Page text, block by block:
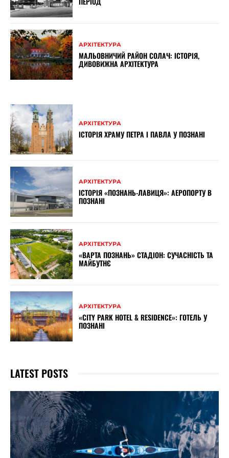
АРХІТЕКТУРА
МАЛЬОВНИЧИЙ РАЙОН СОЛАЧ: ІСТОРІЯ,
ДИВОВИЖНА АРХІТЕКТУРА
АРХІТЕКТУРА
ІСТОРІЯ ХРАМУ ПЕТРА І ПАВЛА У ПОЗНАНІ
АРХІТЕКТУРА
ІСТОРІЯ «ПОЗНАНЬ-ЛАВИЦЯ»: АЕРОПОРТУ В
ПОЗНАНІ
АРХІТЕКТУРА
«ВАРТА ПОЗНАНЬ» СТАДІОН: СУЧАСНІСТЬ ТА
МАЙБУТНЄ
АРХІТЕКТУРА
«CITY PARK HOTEL & RESIDENCE»: ГОТЕЛЬ У
ПОЗНАНІ
LATEST POSTS